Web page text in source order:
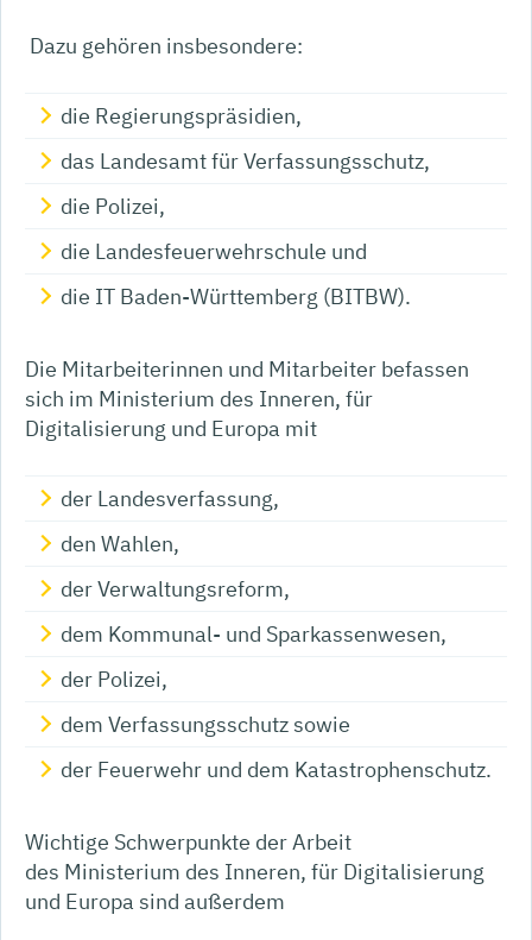
Dazu gehören insbesondere:
die Regierungspräsidien,
das Landesamt für Verfassungsschutz,
die Polizei,
die Landesfeuerwehrschule und
die IT Baden-Württemberg (BITBW).
Die Mitarbeiterinnen und Mitarbeiter befassen
sich im Ministerium des Inneren, für
Digitalisierung und Europa mit
der Landesverfassung,
den Wahlen,
der Verwaltungsreform,
dem Kommunal- und Sparkassenwesen,
der Polizei,
dem Verfassungsschutz sowie
der Feuerwehr und dem Katastrophenschutz.
Wichtige Schwerpunkte der Arbeit
des Ministerium des Inneren, für Digitalisierung
und Europa sind außerdem